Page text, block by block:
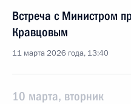
Встреча с Министром
Кравцовым
11 марта 2026 года, 13:40
10 марта, вторник